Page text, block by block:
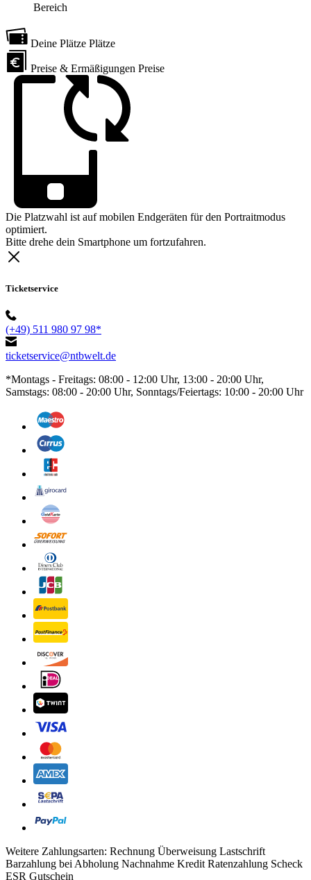
Bereich
Deine Plätze Plätze
Preise & Ermäßigungen Preise
Die Platzwahl ist auf mobilen Endgeräten für den Portraitmodus
optimiert.
Bitte drehe dein Smartphone um fortzufahren.
Ticketservice
(+49) 511 980 97 98*
ticketservice@ntbwelt.de
*Montags - Freitags: 08:00 - 12:00 Uhr, 13:00 - 20:00 Uhr,
Samstags: 08:00 - 20:00 Uhr, Sonntags/Feiertags: 10:00 - 20:00 Uhr
Weitere Zahlungsarten: Rechnung Überweisung Lastschrift
Barzahlung bei Abholung Nachnahme Kredit Ratenzahlung Scheck
ESR Gutschein